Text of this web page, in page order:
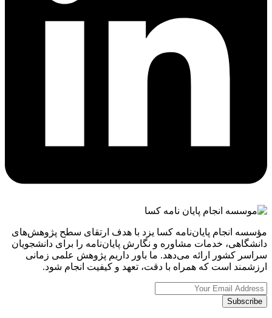
مؤسسه انجام پایان‌نامه کسا یزد با هدف ارتقای سطح پژوهش‌های
دانشگاهی، خدمات مشاوره و نگارش پایان‌نامه را برای دانشجویان
سراسر کشور ارائه می‌دهد. ما باور داریم پژوهش علمی زمانی
ارزشمند است که همراه با دقت، تعهد و کیفیت انجام شود.
Subscribe